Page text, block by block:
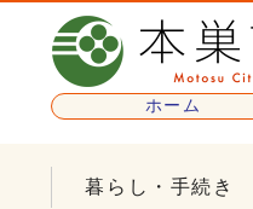
ページの先頭です
ホーム
暮らし・手続き